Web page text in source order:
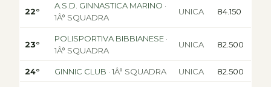
22°
A.S.D. GINNASTICA MARINO ·
1Â° SQUADRA
UNICA 84.150
23°
POLISPORTIVA BIBBIANESE ·
1Â° SQUADRA
UNICA 82.500
24° GINNIC CLUB · 1Â° SQUADRA UNICA 82.500